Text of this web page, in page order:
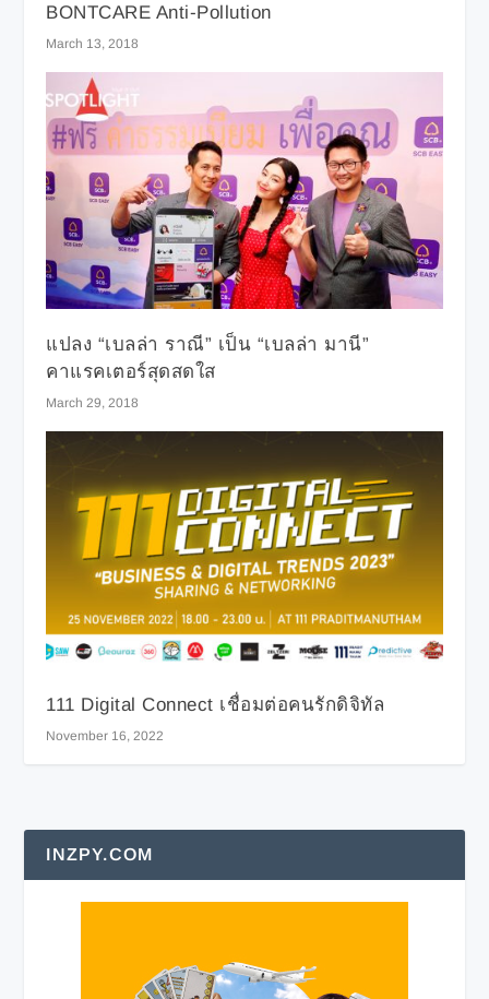
BONTCARE Anti-Pollution
March 13, 2018
แปลง “เบลล่า ราณี” เป็น “เบลล่า มานี”
คาแรคเตอร์สุดสดใส
March 29, 2018
111 Digital Connect เชื่อมต่อคนรักดิจิทัล
November 16, 2022
INZPY.COM